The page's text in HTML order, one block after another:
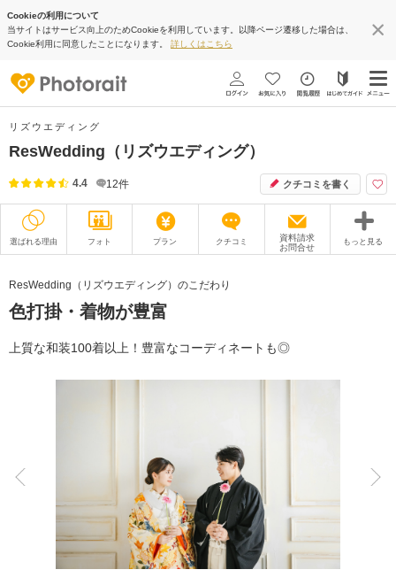
Cookieの利用について
当サイトはサービス向上のためCookieを利用しています。以降ページ遷移した場合は、
Cookie利用に同意したことになります。 詳しくはこちら
リズウエディング
ResWedding（リズウエディング）
4.4 12件 クチコミを書く
選ばれる理由 フォト プラン クチコミ
資料請求
お問合せ
もっと見る
衣装
オプション ブログ
アクセス/TEL スタジオトップ
豊富な色打掛・着物
ResWedding（リズウエディング）のこだわり
色打掛・着物が豊富
上質な和装100着以上！豊富なコーディネートも◎